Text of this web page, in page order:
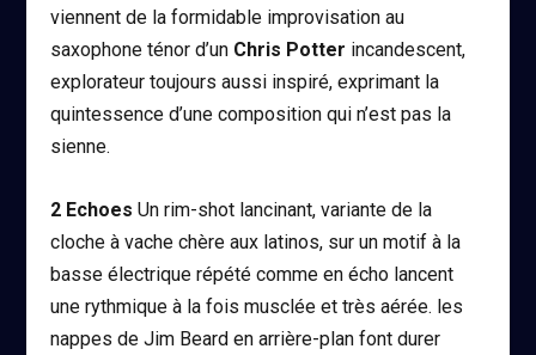
viennent de la formidable improvisation au
saxophone ténor d’un Chris Potter incandescent,
explorateur toujours aussi inspiré, exprimant la
quintessence d’une composition qui n’est pas la
sienne.
2 EchoesUn rim-shot lancinant, variante de la
cloche à vache chère aux latinos, sur un motif à la
basse électrique répété comme en écho lancent
une rythmique à la fois musclée et très aérée. les
nappes de Jim Beard en arrière-plan font durer